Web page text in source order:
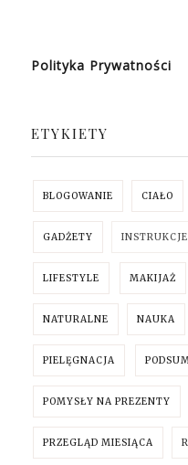
Polityka Prywatności
ETYKIETY
BLOGOWANIE CIAŁO
GADŻETY INSTRUKCJE
LIFESTYLE MAKIJAŻ
NATURALNE NAUKA
PIELĘGNACJA
POMYSŁY NA PREZENTY
PRZEGLĄD MIESIĄCA